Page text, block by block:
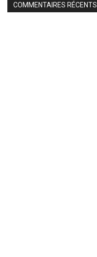
COMMENTAIRES RÉCENTS